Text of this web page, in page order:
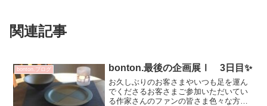
関連記事
bonton.ブログ bonton.最後の企画展Ⅰ 3日目✨
お久しぶりのお客さまやいつも足を運ん
でくださるお客さまご参加いただいてい
る作家さんのファンの皆さま色々な方と